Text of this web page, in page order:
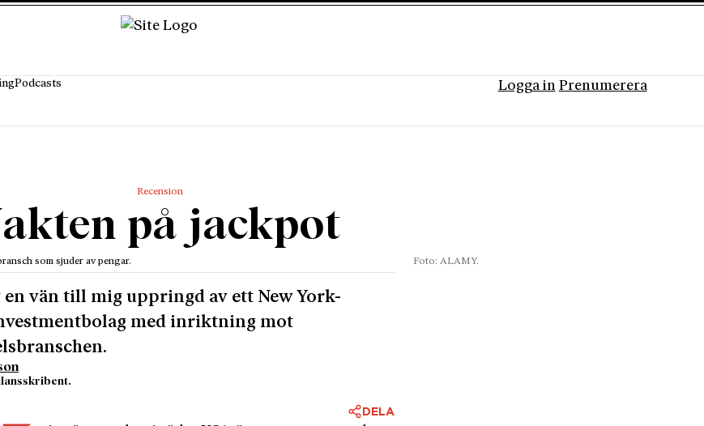
Podcasts Logga in Prenumerera
Recension
på jackpot
som sjuder av pengar. Foto: ALAMY.
vän till mig uppringd av ett New York-
med inriktning mot
DELA